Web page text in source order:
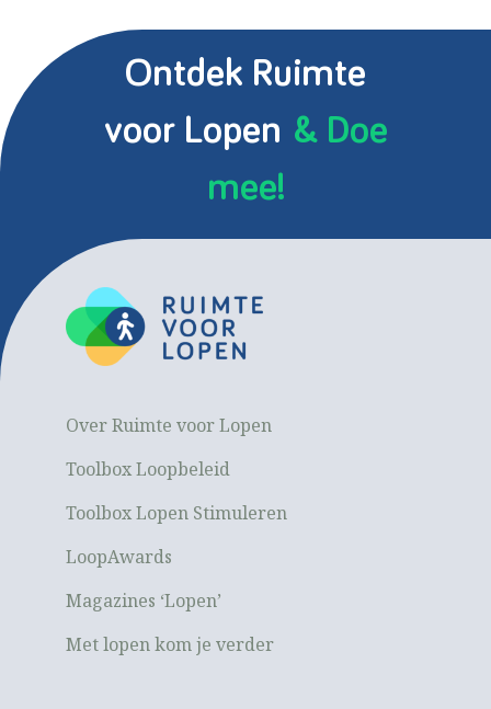
Ontdek Ruimte
voor Lopen & Doe
mee!
Over Ruimte voor Lopen
Toolbox Loopbeleid
Toolbox Lopen Stimuleren
LoopAwards
Magazines ‘Lopen’
Met lopen kom je verder